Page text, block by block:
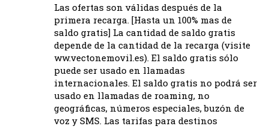
Las ofertas son válidas después de la
primera recarga. [Hasta un 100% mas de
saldo gratis] La cantidad de saldo gratis
depende de la cantidad de la recarga (visite
ww.vectonemovil.es). El saldo gratis sólo
puede ser usado en llamadas
internacionales. El saldo gratis no podrá ser
usado en llamadas de roaming, no
geográficas, números especiales, buzón de
voz y SMS. Las tarifas para destinos